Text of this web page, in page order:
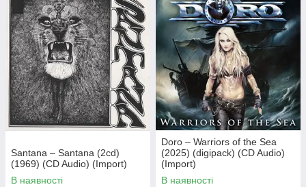
Santana – Santana (2cd)
(1969) (CD Audio) (Import)
В наявності
Doro – Warriors of the Sea
(2025) (digipack) (CD Audio)
(Import)
В наявності